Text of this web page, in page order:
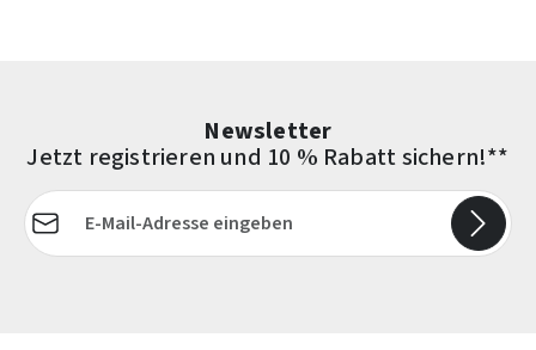
Newsletter
Jetzt registrieren und 10 % Rabatt sichern!**
E-Mail-Adresse*